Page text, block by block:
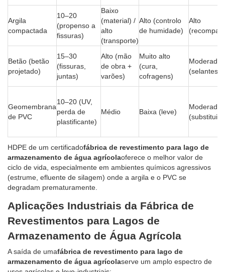
Argila
compactada
10–20
(propenso a
fissuras)
Baixo
(material) /
alto
(transporte)
Alto (controlo
de humidade)
Alto
Betão (betão
projetado)
15–30
(fissuras,
juntas)
Alto (mão
de obra +
varões)
Muito alto
(cura,
cofragens)
Moderado
(selantes)
Geomembrana
de PVC
10–20 (UV,
perda de
plastificante)
Médio Baixa (leve)
Moderada
HDPE de um certificadofábrica de revestimento para lago de
armazenamento de água agrícolaoferece o melhor valor de
ciclo de vida, especialmente em ambientes químicos agressivos
(estrume, efluente de silagem) onde a argila e o PVC se
degradam prematuramente.
Aplicações Industriais da Fábrica de
Revestimentos para Lagos de
Armazenamento de Água Agrícola
A saída de umafábrica de revestimento para lago de
armazenamento de água agrícolaserve um amplo espectro de